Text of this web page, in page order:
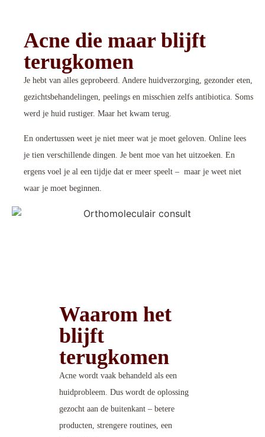
Acne die maar blijft
terugkomen
Je hebt van alles geprobeerd. Andere huidverzorging, gezonder eten,
gezichtsbehandelingen, peelings en misschien zelfs antibiotica. Soms
werd je huid rustiger. Maar het kwam terug.
En ondertussen weet je niet meer wat je moet geloven. Online lees
je tien verschillende dingen. Je bent moe van het uitzoeken. En
ergens voel je al een tijdje dat er meer speelt – maar je weet niet
waar je moet beginnen.
Waarom het
blijft
terugkomen
Acne wordt vaak behandeld als een
huidprobleem. Dus wordt de oplossing
gezocht aan de buitenkant – betere
producten, strengere routines, een